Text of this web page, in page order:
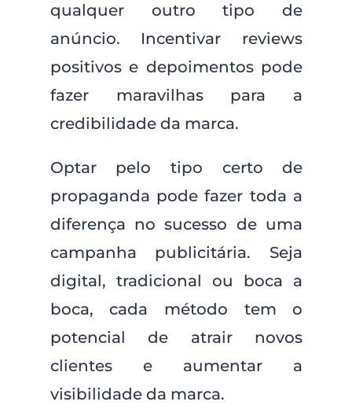
qualquer outro tipo de
anúncio. Incentivar reviews
positivos e depoimentos pode
fazer maravilhas para a
credibilidade da marca.
Optar pelo tipo certo de
propaganda pode fazer toda a
diferença no sucesso de uma
campanha publicitária. Seja
digital, tradicional ou boca a
boca, cada método tem o
potencial de atrair novos
clientes e aumentar a
visibilidade da marca.